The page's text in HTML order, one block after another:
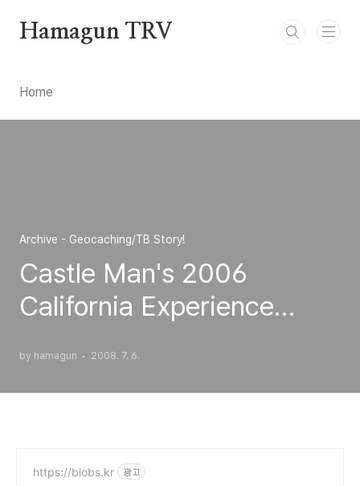
Hamagun TRV
Home
Archive - Geocaching/TB Story!
Castle Man's 2006
California Experience
by hamagun 2008. 7. 6.
https://blobs.kr 광고